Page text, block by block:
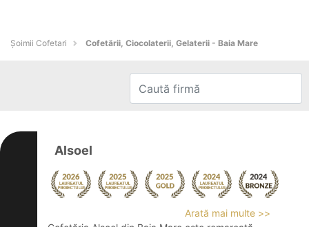
Șoimii Cofetari Cofetării, Ciocolaterii, Gelaterii - Baia Mare
Alsoel
Arată mai multe >>